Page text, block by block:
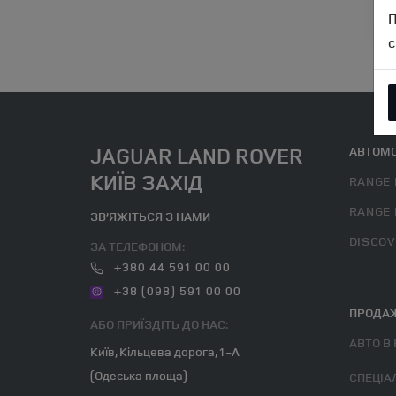
JAGUAR LAND ROVER
КИЇВ ЗАХІД
ЗВ’ЯЖІТЬСЯ З НАМИ
ЗА ТЕЛЕФОНОМ:
+380 44 591 00 00
+38 (098) 591 00 00
АБО ПРИЇЗДІТЬ ДО НАС:
Київ, Кільцева дорога, 1-А
(Одеська площа)
RANGE
RANGE
АВТО